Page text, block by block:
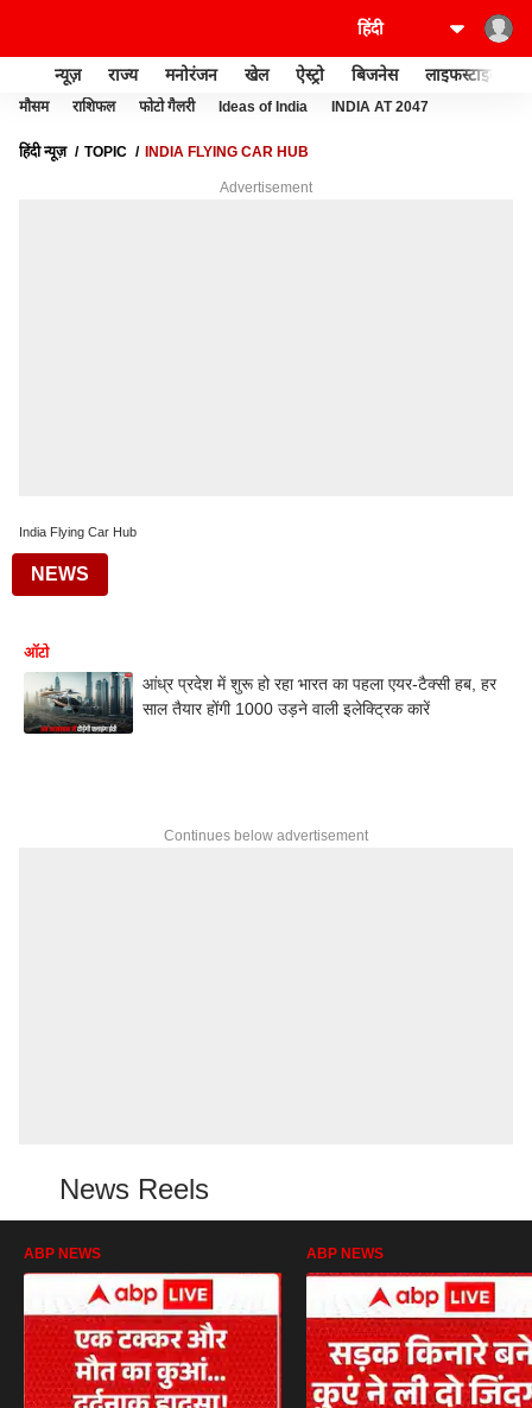
न्यूज़ राज्य मनोरंजन खेल ऐस्ट्रो बिजनेस लाइफस्टाइल
मौसम राशिफल फोटो गैलरी Ideas of India INDIA AT 2047
हिंदी न्यूज़ TOPIC INDIA FLYING CAR HUB
Advertisement
India Flying Car Hub
NEWS
ऑटो
आंध्र प्रदेश में शुरू हो रहा भारत का पहला एयर-टैक्सी हब, हर
साल तैयार होंगी 1000 उड़ने वाली इलेक्ट्रिक कारें
Continues below advertisement
News Reels
ABP NEWS ABP NEWS